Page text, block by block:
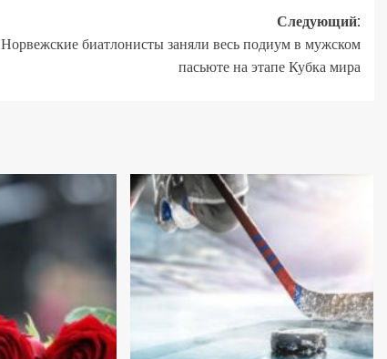
Следующий:
Норвежские биатлонисты заняли весь подиум в мужском
пасьюте на этапе Кубка мира